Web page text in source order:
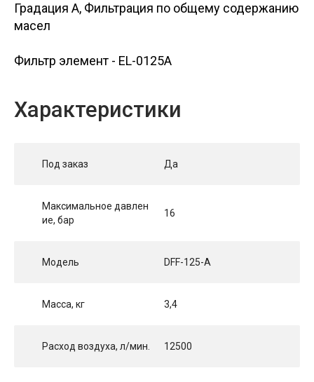
Градация A, Фильтрация по общему содержанию
масел
Фильтр элемент - EL-0125A
Характеристики
Под заказ Да
Максимальное давлен
ие, бар
16
Модель DFF-125-A
Масса, кг 3,4
Расход воздуха, л/мин. 12500